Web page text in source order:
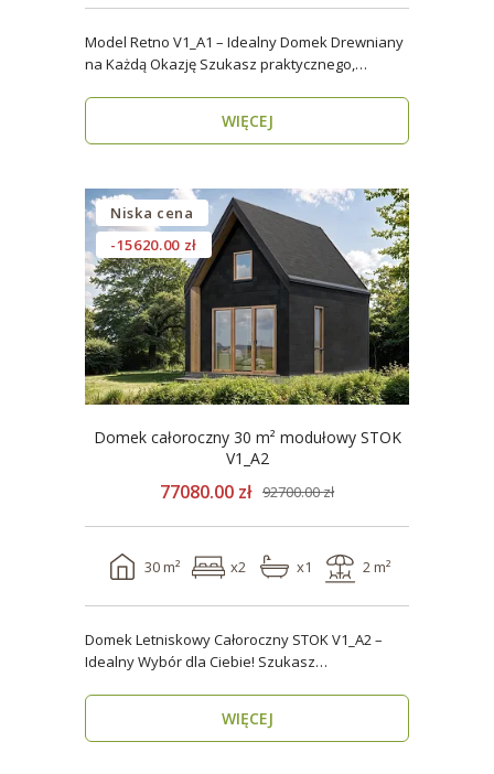
Model Retno V1_A1 – Idealny Domek Drewniany
na Każdą Okazję Szukasz praktycznego,
WIĘCEJ
Niska cena
-15620.00 zł
Domek całoroczny 30 m² modułowy STOK
V1_A2
77080.00 zł 92700.00 zł
30 m² x2 x1 2 m²
Domek Letniskowy Całoroczny STOK V1_A2 –
Idealny Wybór dla Ciebie! Szukasz
WIĘCEJ